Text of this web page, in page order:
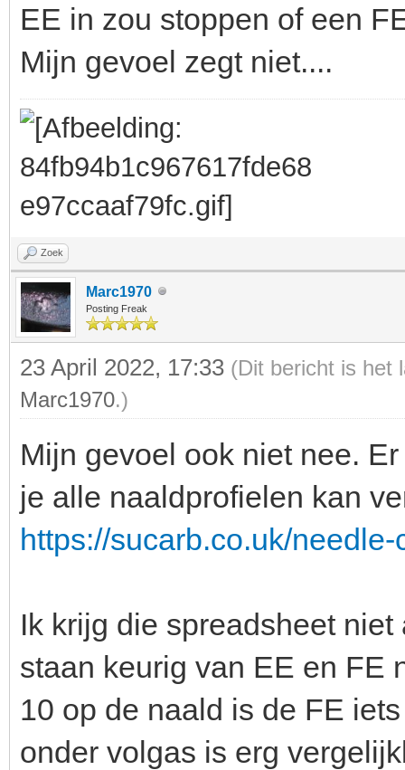
EE in zou stoppen of een
Mijn gevoel zegt niet....
Zoek
Marc1970
Posting Freak
23 April 2022, 17:33 (Dit bericht is het
Marc1970.)
Mijn gevoel ook niet nee.
je alle naaldprofielen kan
https://sucarb.co.uk/
Ik krijg die spreadsheet
staan keurig van EE en FE
10 op de naald is de FE
onder volgas is erg